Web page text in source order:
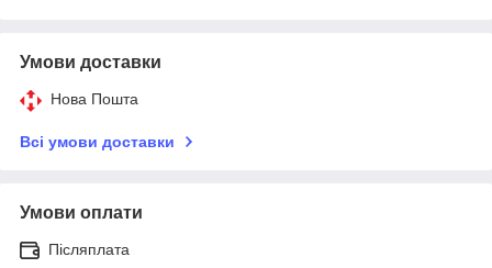
Умови доставки
Нова Пошта
Всі умови доставки
Умови оплати
Післяплата